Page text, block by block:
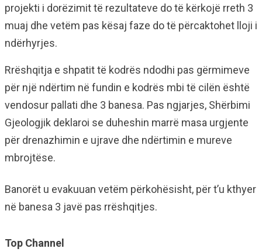
projekti i dorëzimit të rezultateve do të kërkojë rreth 3
muaj dhe vetëm pas kësaj faze do të përcaktohet lloji i
ndërhyrjes.
Rrëshqitja e shpatit të kodrës ndodhi pas gërmimeve
për një ndërtim në fundin e kodrës mbi të cilën është
vendosur pallati dhe 3 banesa. Pas ngjarjes, Shërbimi
Gjeologjik deklaroi se duheshin marrë masa urgjente
për drenazhimin e ujrave dhe ndërtimin e mureve
mbrojtëse.
Banorët u evakuuan vetëm përkohësisht, për t’u kthyer
në banesa 3 javë pas rrëshqitjes.
Top Channel